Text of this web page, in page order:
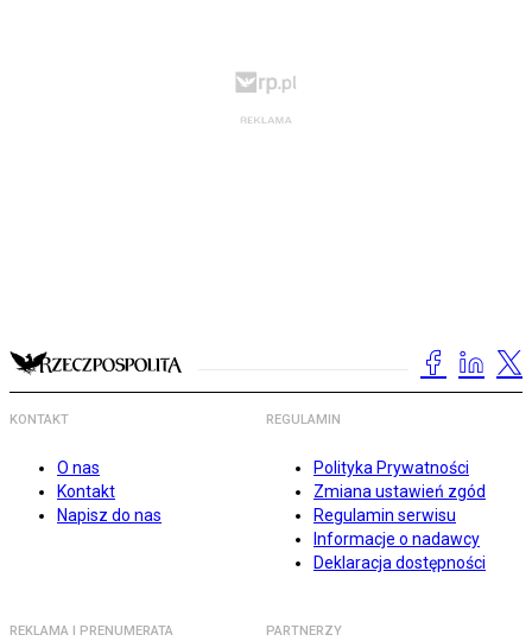
KONTAKT
O nas
Kontakt
Napisz do nas
REGULAMIN
Polityka Prywatności
Zmiana ustawień zgód
Regulamin serwisu
Informacje o nadawcy
Deklaracja dostępności
REKLAMA I PRENUMERATA PARTNERZY